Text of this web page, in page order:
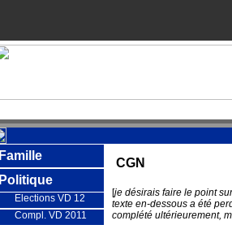
Famille
Politique
Elections VD 12
Compl. VD 2011
CGN
[je désirais faire le point
texte en-dessous a été
complété ultérieurement,